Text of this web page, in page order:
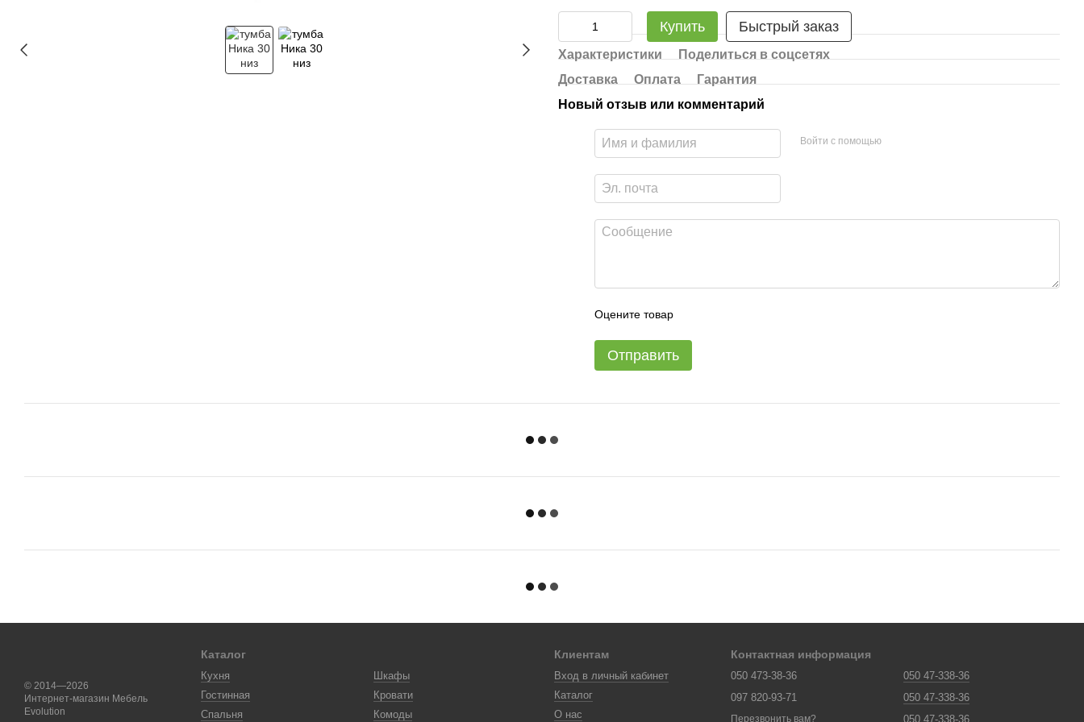
Купить Быстрый заказ
Характеристики
Поделиться в соцсетях
Доставка
Оплата
Гарантия
Новый отзыв или комментарий
Войти с помощью
Оцените товар
Отправить
© 2014—2026
Интернет-магазин Мебель
Evolution
Каталог
Кухня
Гостинная
Спальня
Шкафы
Кровати
Комоды
Клиентам
Вход в личный кабинет
Каталог
О нас
Контактная информация
050 473-38-36
097 820-93-71
Перезвонить вам?
050 47-338-36
050 47-338-36
050 47-338-36